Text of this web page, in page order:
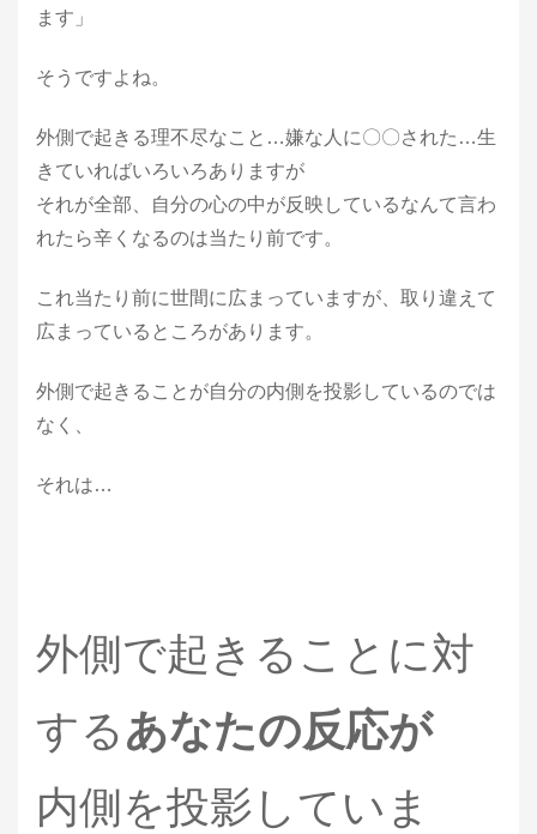
ます」
そうですよね。
外側で起きる理不尽なこと…嫌な人に〇〇された…生
きていればいろいろありますが
それが全部、自分の心の中が反映しているなんて言わ
れたら辛くなるのは当たり前です。
これ当たり前に世間に広まっていますが、取り違えて
広まっているところがあります。
外側で起きることが自分の内側を投影しているのでは
なく、
それは…
外側で起きることに対
するあなたの反応が
内側を投影していま